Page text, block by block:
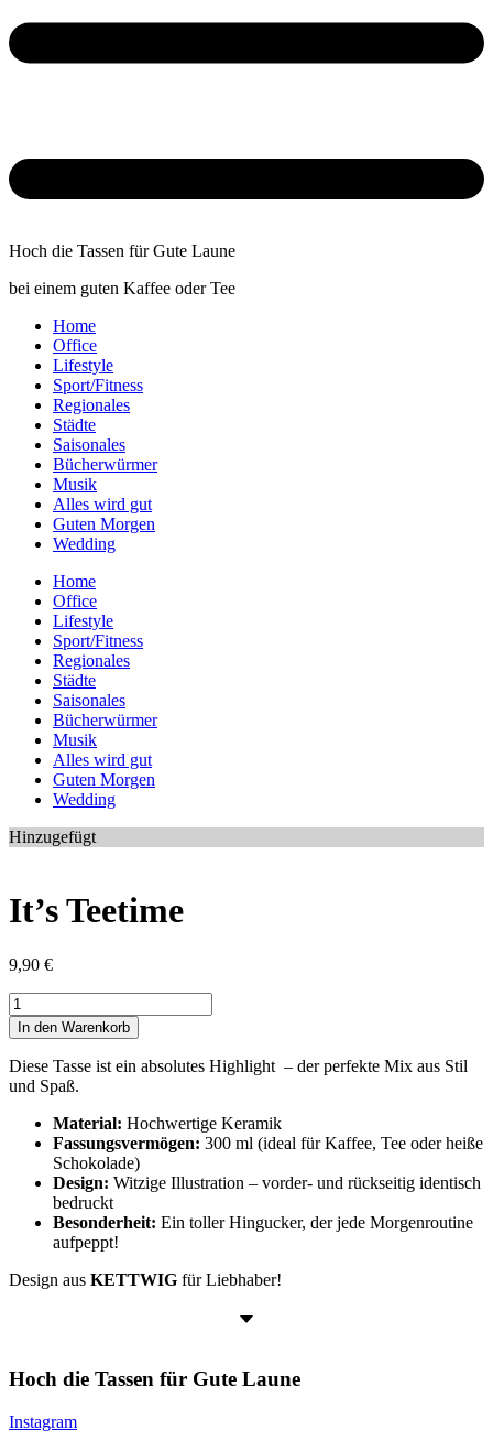
Hoch die Tassen für Gute Laune
bei einem guten Kaffee oder Tee
Home
Office
Lifestyle
Sport/Fitness
Regionales
Städte
Saisonales
Bücherwürmer
Musik
Alles wird gut
Guten Morgen
Wedding
Home
Office
Lifestyle
Sport/Fitness
Regionales
Städte
Saisonales
Bücherwürmer
Musik
Alles wird gut
Guten Morgen
Wedding
Hinzugefügt
It’s Teetime
9,90 €
It's
Teetime
Menge
In den Warenkorb
Diese Tasse ist ein absolutes Highlight – der perfekte Mix aus Stil
und Spaß.
Material: Hochwertige Keramik
Fassungsvermögen: 300 ml (ideal für Kaffee, Tee oder heiße
Schokolade)
Design: Witzige Illustration – vorder- und rückseitig identisch
bedruckt
Besonderheit: Ein toller Hingucker, der jede Morgenroutine
aufpeppt!
Design aus KETTWIG für Liebhaber!
Hoch die Tassen für Gute Laune
Instagram